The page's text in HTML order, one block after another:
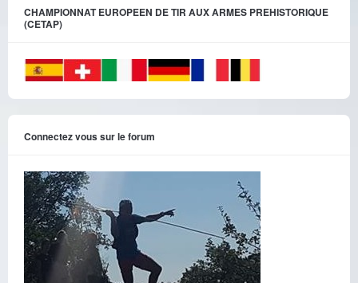
CHAMPIONNAT EUROPEEN DE TIR AUX ARMES PREHISTORIQUE
(CETAP)
Connectez vous sur le forum